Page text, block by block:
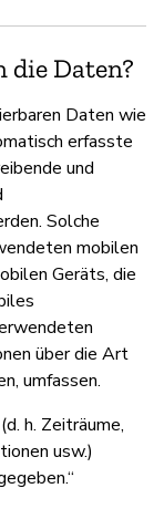
die Daten?
Daten wie
erfasste
und
Solche
mobilen
Geräts, die
über die Art
umfassen.
h. Zeiträume,
usw.)